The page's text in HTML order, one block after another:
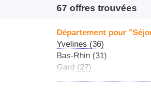
67 offres trouvées
Département pour
Yvelines (36)
Bas-Rhin (31)
Gard (27)